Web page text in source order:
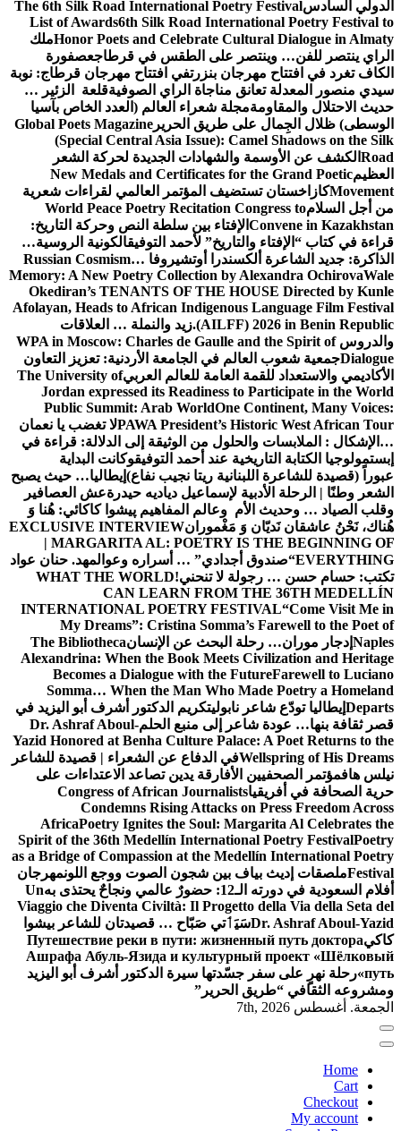
الدولي السادسThe 6th Silk Road International Poetry Festival
List of Awards6th Silk Road International Poetry Festival to
Honor Poets and Celebrate Cultural Dialogue in Almatyملك
الراي ينتصر للفن… وينتصر على الطقس في قرطاجعصفورة
الكاف تغرد في افتتاح مهرجان بنزرتفي افتتاح مهرجان قرطاج: نوبة
سيدي منصور المعدلة تعانق مناجاة الراي الصوفيةقلعة الزئير …
حديث الاحتلال والمقاومةمجلة شعراء العالم (العدد الخاص بآسيا
الوسطى) ظلال الجِمال على طريق الحرير Global Poets Magazine
(Special Central Asia Issue): Camel Shadows on the Silk
Road الكشف عن الأوسمة والشهادات الجديدة لحركة الشعر
العظيمNew Medals and Certificates for the Grand Poetic
Movementكازاخستان تستضيف المؤتمر العالمي لقراءات شعرية
من أجل السلامWorld Peace Poetry Recitation Congress to
Convene in Kazakhstan الإفتاء بين سلطة النص وحركة التاريخ:
قراءة في كتاب “الإفتاء والتاريخ” لأحمد التوفيقالكونية الروسية…
الذاكرة: جديد الشاعرة ألكسندرا أوتشيروفا Russian Cosmism…
Memory: A New Poetry Collection by Alexandra OchirovaWale
Okediran’s TENANTS OF THE HOUSE Directed by Kunle
Afolayan, Heads to African Indigenous Language Film Festival
(AILFF) 2026 in Benin Republic. زيد والنملة … العلاقات
والدروسWPA in Moscow: Charles de Gaulle and the Spirit of
Dialogueجمعية شعوب العالم في الجامعة الأردنية: تعزيز التعاون
الأكاديمي والاستعداد للقمة العامة للعالم العربيThe University of
Jordan expressed its Readiness to Participate in the World
Public Summit: Arab WorldOne Continent, Many Voices:
PAWA President’s Historic West African Tourلا تغضب يا نعمان
…الإشكال : الملابسات والحلول من الوثيقة إلى الدلالة: قراءة في
إبستمولوجيا الكتابة التاريخية عند أحمد التوفيقوكانت البداية
عبوراً (قصيدة للشاعرة اللبنانية ريتا نجيب نفاع) إيطاليا… حيث يصبح
الشعر وطنًا | الرحلة الأدبية لإسماعيل دياديه حيدرةعش العصافير
وقلب الصياد … وحديث الأم وعالم المفاهيم پیشوا کاکائي: هُنا وَ
هُناك، نَحْنُ عاشقان نَديّان وَ مَغْمورانEXCLUSIVE INTERVIEW
| MARGARITA AL: POETRY IS THE BEGINNING OF
EVERYTHING“صندوق أجدادي” … أسراره وعوالمهد. حنان عواد
تكتب: حسام حسن … رجولة لا تنحني!WHAT THE WORLD
CAN LEARN FROM THE 36TH MEDELLÍN
INTERNATIONAL POETRY FESTIVAL“Come Visit Me in
My Dreams”: Cristina Somma’s Farewell to the Poet of
Naples إدجار موران… رحلة البحث عن الإنسانThe Bibliotheca
Alexandrina: When the Book Meets Civilization and Heritage
Becomes a Dialogue with the FutureFarewell to Luciano
Somma… When the Man Who Made Poetry a Homeland
Departs إيطاليا تودّع شاعر نابوليتكريم الدكتور أشرف أبو اليزيد في
قصر ثقافة بنها… عودة شاعر إلى منبع الحلمDr. Ashraf Aboul-
Yazid Honored at Benha Culture Palace: A Poet Returns to the
Wellspring of His Dreamsفي الدفاع عن الشعراء | قصيدة للشاعر
نيلس هافمؤتمر الصحفيين الأفارقة يدين تصاعد الاعتداءات على
حرية الصحافة في أفريقياCongress of African Journalists
Condemns Rising Attacks on Press Freedom Across
AfricaPoetry Ignites the Soul: Margarita Al Celebrates the
Spirit of the 36th Medellín International Poetry FestivalPoetry
as a Bridge of Compassion at the Medellín International Poetry
Festivalملصقات إديث بياف بين شجون الصوت ووجع اللونمهرجان
أفلام السعودية في دورته الـ12: حضورٌ عالمي ونجاحٌ يحتذى به
Un
Viaggio che Diventa Civiltà: Il Progetto della Via della Seta del
Dr. Ashraf Aboul-Yazidسَيَٲتي صَبّاح … قصيدتان للشاعر بيشوا
كاكيПутешествие реки в пути: жизненный путь доктора
Ашрафа Абуль-Язида и культурный проект «Шёлковый
путь» رحلة نهرٍ على سفر جسّدتها سيرة الدكتور أشرف أبو اليزيد
ومشروعه الثقافي “طريق الحرير”
الجمعة. أغسطس 7th, 2026
Home
Cart
Checkout
My account